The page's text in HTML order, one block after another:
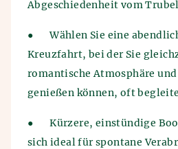
Abgeschiedenheit vom
●
Wählen Sie eine
Kreuzfahrt, bei der Sie
romantische Atmosphäre und
genießen können, oft
●
Kürzere, einstündige
sich ideal für spontane